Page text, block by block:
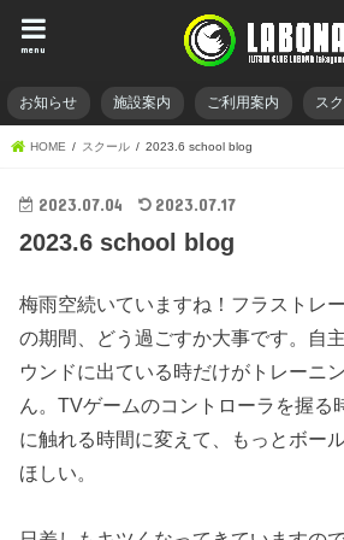
menu
お知らせ 施設案内 ご利用案内 ス
HOME スクール 2023.6 school blog
2023.07.04 2023.07.17
2023.6 school blog
梅雨空続いていますね！フラストレ
の期間、どう過ごすか大事です。自
ウンドに出ている時だけがトレーニ
ん。TVゲームのコントローラを握る
に触れる時間に変えて、もっとボー
ほしい。